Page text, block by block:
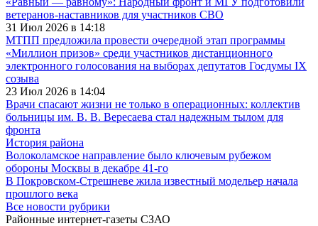
ветеранов-наставников для участников СВО
31 Июл 2026 в 14:18
МТПП предложила провести очередной этап программы
«Миллион призов» среди участников дистанционного
электронного голосования на выборах депутатов Госдумы IX
созыва
23 Июл 2026 в 14:04
Врачи спасают жизни не только в операционных: коллектив
больницы им. В. В. Вересаева стал надежным тылом для
фронта
История района
Волоколамское направление было ключевым рубежом
обороны Москвы в декабре 41-го
В Покровском-Стрешневе жила известный модельер начала
прошлого века
Все новости рубрики
Районные интернет-газеты СЗАО